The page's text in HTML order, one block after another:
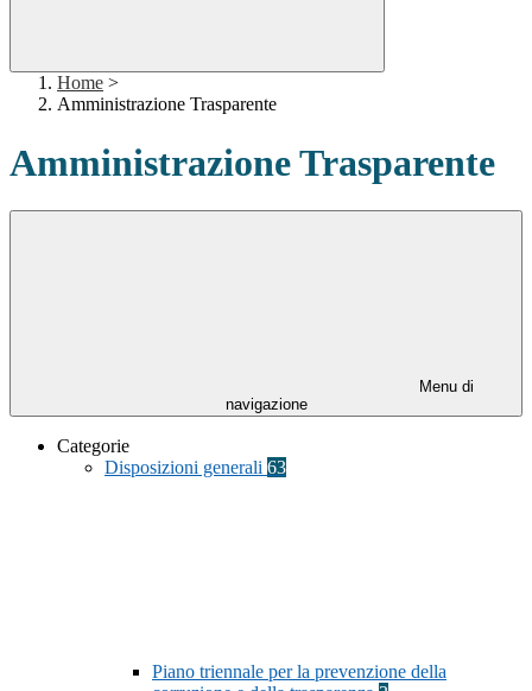
Home >
Amministrazione Trasparente
Amministrazione Trasparente
Menu di
navigazione
Categorie
Disposizioni generali 63
Piano triennale per la prevenzione della